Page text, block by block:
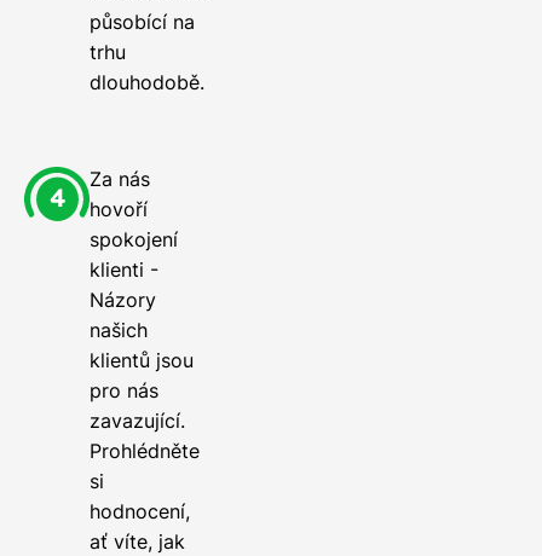
působící na
trhu
dlouhodobě.
Za nás
hovoří
spokojení
klienti -
Názory
našich
klientů jsou
pro nás
zavazující.
Prohlédněte
si
hodnocení,
ať víte, jak